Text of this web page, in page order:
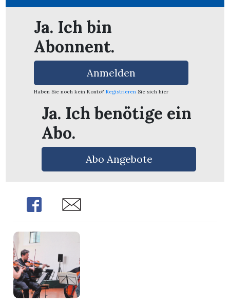
Ja. Ich bin
Abonnent.
Anmelden
Haben Sie noch kein Konto? Registrieren Sie sich hier
Ja. Ich benötige ein
Abo.
Abo Angebote
Share Share